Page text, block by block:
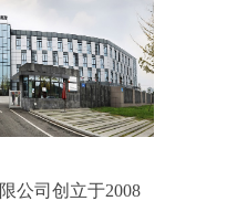
公司创立于2008